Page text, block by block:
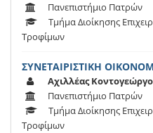
Πανεπιστήμιο Πατρών
Τμήμα Διοίκησης
Τροφίμων
ΣΥΝΕΤΑΙΡΙΣΤΙΚΗ
Αχιλλέας
Πανεπιστήμιο Πατρών
Τμήμα Διοίκησης
Τροφίμων